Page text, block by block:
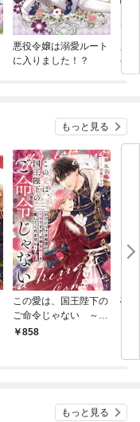
悪役令嬢は溺愛ルート
に入りました！？
令
わ
もっと見る
この愛は、国王陛下の
ご命令じゃない ～お
ひとりさま希望の令嬢
858
砂
もっと見る